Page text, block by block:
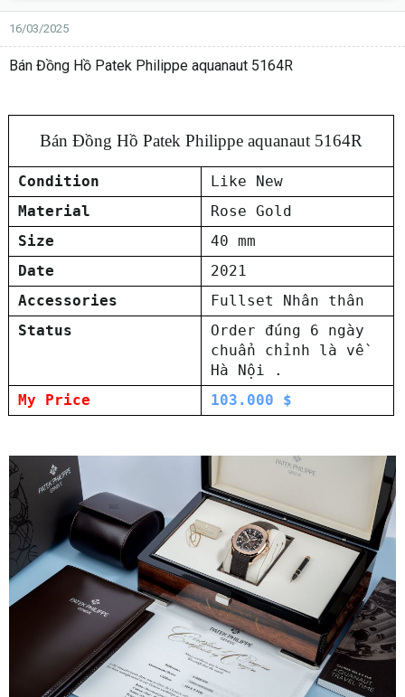
16/03/2025
Bán Đồng Hồ Patek Philippe aquanaut 5164R
Bán Đồng Hồ Patek Philippe aquanaut 5164R
Condition
Like New
Material
Rose Gold
Size
40 mm
Date
2021
Accessories
Fullset Nhân thân
Status
Order đúng 6 ngày
chuẩn chỉnh là về
Hà Nội .
My Price
103.000 $